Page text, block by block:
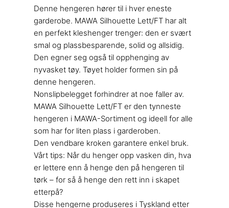
Denne hengeren hører til i hver eneste
garderobe. MAWA Silhouette Lett/FT har alt
en perfekt kleshenger trenger: den er svært
smal og plassbesparende, solid og allsidig.
Den egner seg også til opphenging av
nyvasket tøy. Tøyet holder formen sin på
denne hengeren.
Nonslipbelegget forhindrer at noe faller av.
MAWA Silhouette Lett/FT er den tynneste
hengeren i MAWA-Sortiment og ideell for alle
som har for liten plass i garderoben.
Den vendbare kroken garantere enkel bruk.
Vårt tips: Når du henger opp vasken din, hva
er lettere enn å henge den på hengeren til
tørk – for så å henge den rett inn i skapet
etterpå?
Disse hengerne produseres i Tyskland etter